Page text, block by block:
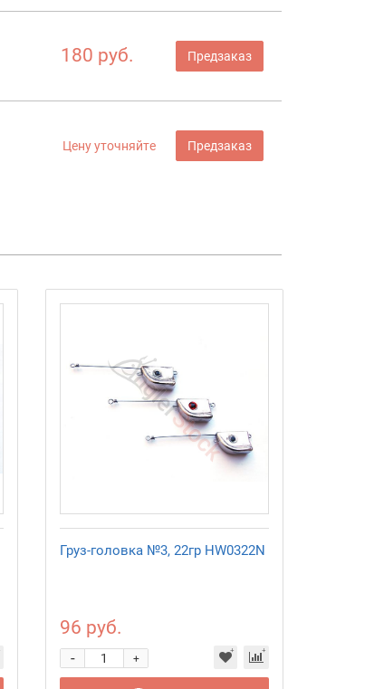
180 руб. Предзаказ
Цену уточняйте Предзаказ
Груз-головка №3, 22гр HW0322N
96 руб.
+
-